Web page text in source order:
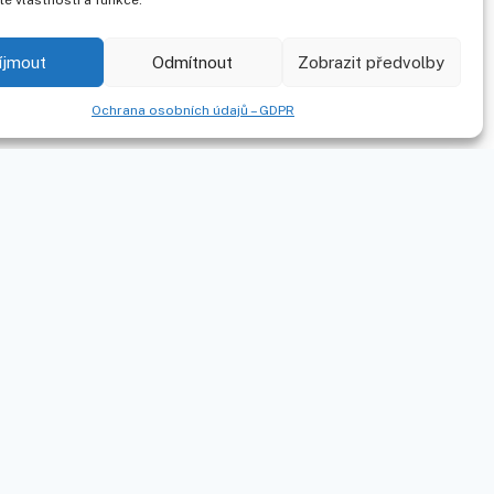
Odmítnout Zobrazit předvolby
Ochrana osobních údajů – GDPR